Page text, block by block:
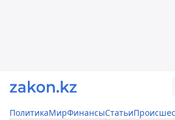
ПолитикаМирФинансыСтатьи